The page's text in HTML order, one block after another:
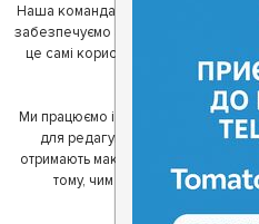
Наша команда регулярно
забезпечуємо актуальність
це самі користувачі, які
один одному у
Ми працюємо і з ресторанами. Для
для редагування інформації про
отримають максимум інформації,
тому, чим він любить займатися